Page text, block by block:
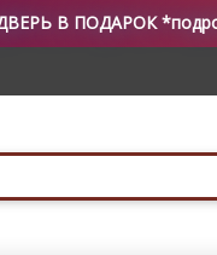
В ПОДАРОК